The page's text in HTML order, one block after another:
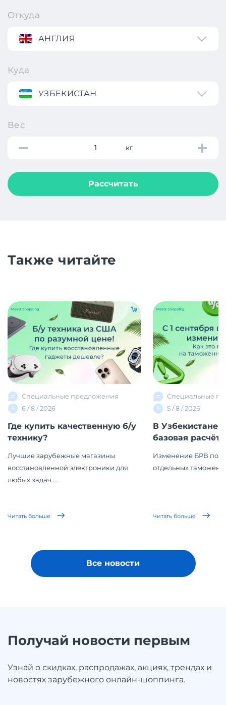
Откуда
АНГЛИЯ
Куда
УЗБЕКИСТАН
Вес
кг
Рассчитать
Также читайте
Специальные предложения
6 / 8 / 2026
Где купить качественную б/у
технику?
Лучшие зарубежные магазины
восстановленной электроники для
любых задач....
Читать больше
Специальные
5 / 8 / 2026
В Узбекистане
базовая
Изменение БРВ
отдельных
Читать больше
Все новости
Получай новости первым
Узнай о скидках, распродажах, акциях, трендах и
новостях зарубежного онлайн-шоппинга.